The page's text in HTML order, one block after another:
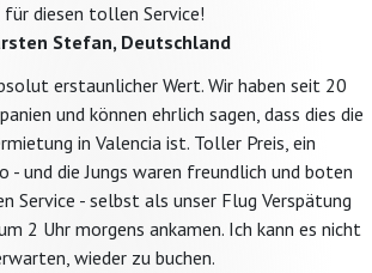
für diesen tollen Service!
Stefan, Deutschland
erstaunlicher Wert. Wir haben seit 20
und können ehrlich sagen, dass dies die
in Valencia ist. Toller Preis, ein
- und die Jungs waren freundlich und boten
Service - selbst als unser Flug Verspätung
2 Uhr morgens ankamen. Ich kann es nicht
wieder zu buchen.